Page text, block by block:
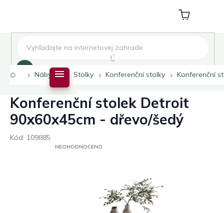
Nákupní
košík
DomůNábytek Stolky Konferenční stolky Konferenční
Konferenční stolek Detroit
90x60x45cm - dřevo/šedý
Kód: 109885
PRŮMĚRNÉNEOHODNOCENO